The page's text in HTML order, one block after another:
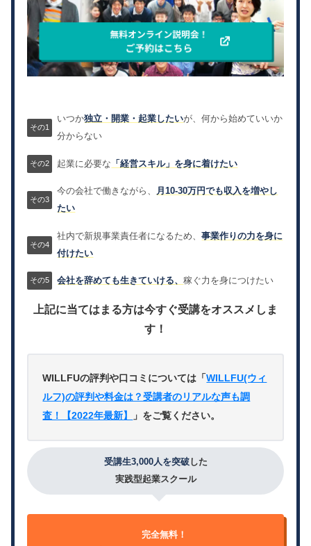
いつか独立・開業・起業したいが、何から始めていいか
分からない
起業に必要な 「経営スキル」を身に着けたい
今の会社で働きながら、
月10-30万円でも収入を増やし
たい
社内で新規事業責任者になるため、事業作りの力を身に
付けたい
会社を辞めても生きていける、稼ぐ力を身につけたい
上記に当てはまる方は今すぐ受講をオススメしま
す！
WILLFUの評判や口コミについては「WILLFU(ウィ
ルフ)の評判や料金は？受講者のリアルな声も調
査！【2022年最新】
」をご覧ください。
受講生3,000人を突破した
実践型起業スクール
完全無料！